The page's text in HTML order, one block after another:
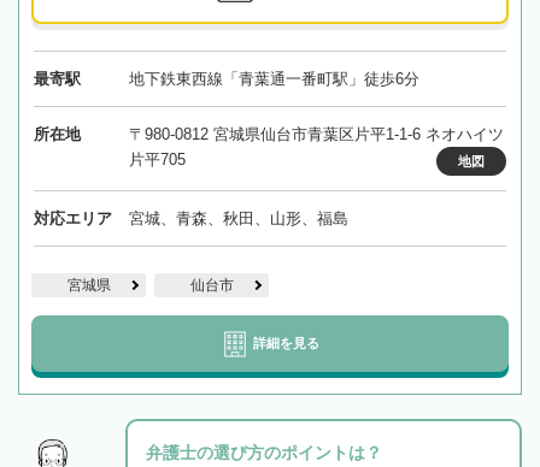
最寄駅 地下鉄東西線「青葉通一番町駅」徒歩6分
所在地
〒980-0812 宮城県仙台市青葉区片平1-1-6 ネオハイツ
片平705
地図
対応エリア 宮城、青森、秋田、山形、福島
宮城県 仙台市
詳細を見る
弁護士の選び方のポイントは？